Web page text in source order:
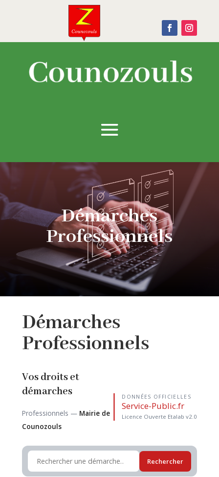
Démarches
Professionnels
Démarches
Professionnels
Vos droits et
démarches
Professionnels — Mairie de
Counozouls
DONNÉES OFFICIELLES
Service-Public.fr
Licence Ouverte Etalab v2.0
Rechercher